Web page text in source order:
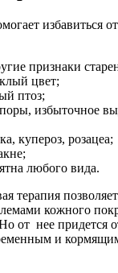
избавиться
признаки
цвет;
птоз;
избыточное
купероз, розацеа;
любого вида.
терапия
кожного
от нее придется
и